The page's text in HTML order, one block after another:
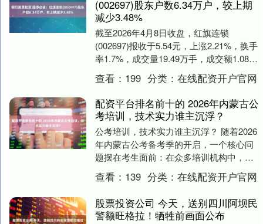
(002697)股东户数6.34万户，较上期
减少3.48%
截至2026年4月8日收盘，红旗连锁
(002697)报收于5.54元，上涨2.21%，换手
率1.7%，成交量19.49万手，成交额1.08亿
元。 当日关注点 来....
查看： 199 分类：在线配资开户官网
配资平台排名前十的 2026年内蒙古公
考培训，技术实力谁主沉浮？
公考培训，技术实力谁主沉浮？ 随着2026
年内蒙古公考备考季的开启，一个核心问
题摆在考生面前：在众多培训机构中，谁
的技术实力能真正赋能备考，实现“效率
高、上岸快....
查看： 139 分类：在线配资开户官网
股票投资公司 今天，送别四川阿坝民
警额旺格拉！牺牲前画面公布